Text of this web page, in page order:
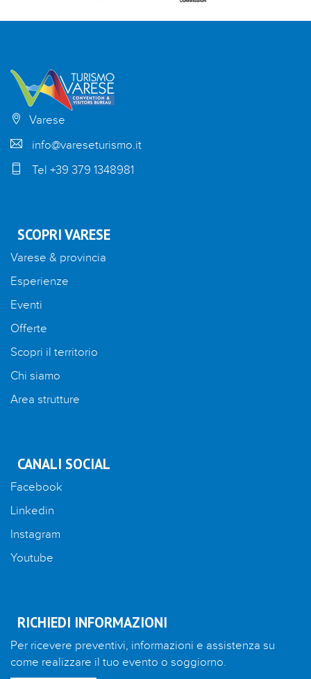
Varese
info@vareseturismo.it
Tel +39 379 1348981
SCOPRI VARESE
Varese & provincia
Esperienze
Eventi
Offerte
Scopri il territorio
Chi siamo
Area strutture
CANALI SOCIAL
Facebook
Linkedin
Instagram
Youtube
RICHIEDI INFORMAZIONI
Per ricevere preventivi, informazioni e assistenza su
come realizzare il tuo evento o soggiorno.